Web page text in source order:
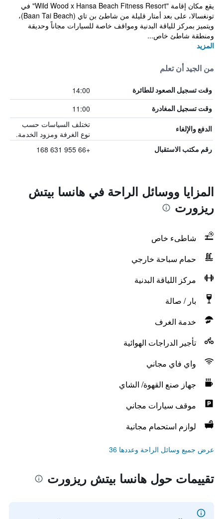
يقع مكان إقامة "Wild Wood x Hansa Beach Fitness Resort" في
تونغسالا، على بعد أمتار قليلة من شاطئ بن تاي (Baan Tai Beach)،
ويتميز بمركز للياقة البدنية ومواقف خاصة للسيارات مجاناً وحديقة
ومنطقة شاطئ خاص...
المزيد
من الجيد أن تعلم
وقت تسجيل الصعود للطائرة 14:00
وقت تسجيل المغادرة 11:00
الدفع والإلغاء
تختلف السياسات حسب
نوع الغرفة ومزود الخدمة.
رقم مكتب الاستقبال +66 955 631 168
المزايا ووسائل الراحة في هانسا بيتش
ريزورت
شاطىء خاص
حمام سباحة خارجي
مركز اللياقة البدنية
بار / صالة
خدمة الغرف
تأجير الدراجات الهوائية
واي فاي مجاني
جهاز صنع القهوة/ الشاي
موقف سيارات مجاني
لوازم استحمام مجانية
عرض جميع وسائل الراحة وعددها 36
تقييمات حول هانسا بيتش ريزورت